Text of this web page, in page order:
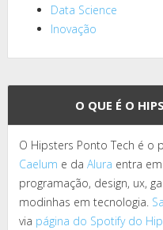
Data Science
Inovação
O QUE É O
O Hipsters Ponto Tech é o
Caelum e da Alura entra
programação, design, ux,
modinhas em tecnologia.
via página do Spotify do